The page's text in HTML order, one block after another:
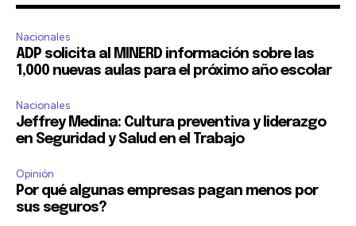
Nacionales
ADP solicita al MINERD información sobre las
1,000 nuevas aulas para el próximo año escolar
Nacionales
Jeffrey Medina: Cultura preventiva y liderazgo
en Seguridad y Salud en el Trabajo
Opinión
Por qué algunas empresas pagan menos por
sus seguros?